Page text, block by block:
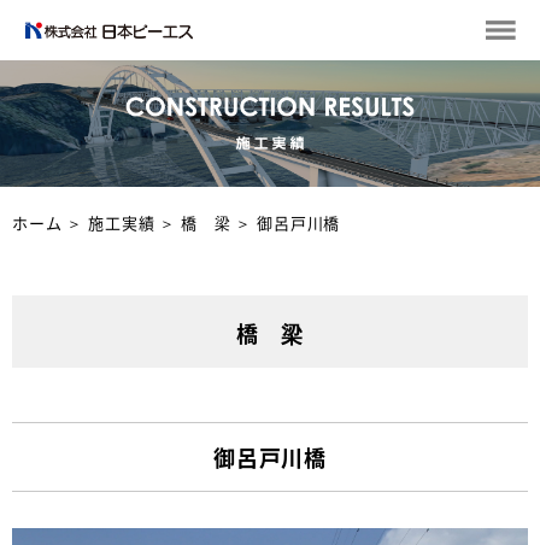
ホーム ＞施工実績 ＞ 橋 梁 ＞御呂戸川橋
橋 梁
御呂戸川橋